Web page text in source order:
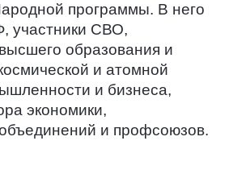
программы. В него
участники СВО,
образования и
и атомной
и бизнеса,
экономики,
и профсоюзов.